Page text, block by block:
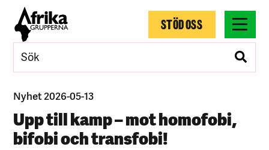
STÖD OSS
Nyhet 2026-05-13
Upp till kamp – mot homofobi,
bifobi och transfobi!